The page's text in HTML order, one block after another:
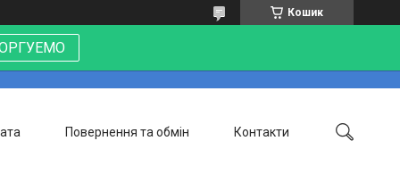
Кошик
Повернення та обмін Контакти